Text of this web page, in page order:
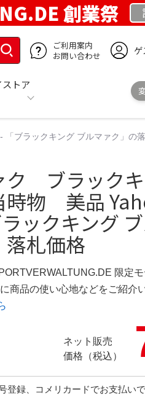
創業祭
ご利用案内
お問い合わせ
ストア
ラックキング ブルマァク」の落
ク ブラック
物 美品
ックキング
札価格
限定
商品の使い心地などをご紹介
ネット販売
価格（税込）
登録、コメリカードでお支払いで